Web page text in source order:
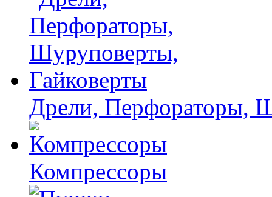
Дрели, Перфораторы,
Компрессоры